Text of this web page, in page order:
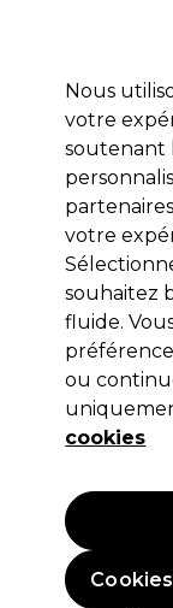
Marques Bons
Retinol
Retinol
30ml
(1)
14,99 €Hors
Nous
votre
soutenant
votre
souhaitez
fluide.
ou
cookies